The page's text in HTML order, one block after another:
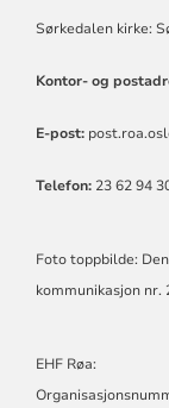
Sørkedalen kirke:
Kontor- og
E-post:
Telefon:23 62 94
Foto toppbilde:
kommunikasjon nr.